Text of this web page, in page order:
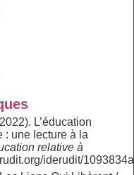
L’éducation
: une lecture à la
relative à
iderudit/